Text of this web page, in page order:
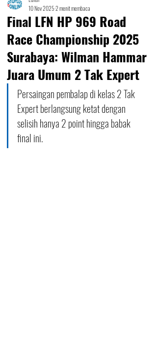
Final LFN HP 969 Road
Race Championship 2025
Surabaya: Wilman Hammar
Juara Umum 2 Tak Expert
10 Nov 20252 menit membaca
Persaingan pembalap di kelas 2 Tak
Expert berlangsung ketat dengan
selisih hanya 2 point hingga babak
final ini.